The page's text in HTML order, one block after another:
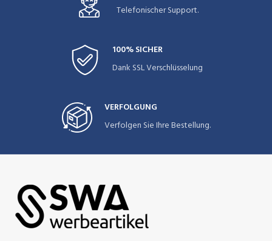
Telefonischer Support.
100% SICHER
Dank SSL Verschlüsselung
VERFOLGUNG
Verfolgen Sie Ihre Bestellung.